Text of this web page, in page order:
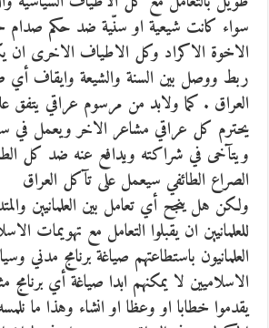
سواء كانت شيعية او سنّية ضد حكم صدام
الاخوة الاكراد وكل الاطياف الاخرى ان
ربط ووصل بين السنة والشيعة وايقاف أي
العراق . كما ولابد من مرسوم عراقي يتفق
يحترم كل عراقي مشاعر الاخر ويعمل في
ويتآخى في شراكته ويدافع عنه ضد كل
الصراع الطائفي سيعمل على تآكل العراق
ولكن هل ينجح أي تعامل بين العلمانيين
للعلمانيين ان يقبلوا التعامل مع تهويمات
العلمانيون باستطاعتهم صياغة برنامج مدني
الاسلاميين لا يمكنهم ابدا صياغة أي برنامج
يقدموا خطابا او وعظا او انشاء وهذا ما